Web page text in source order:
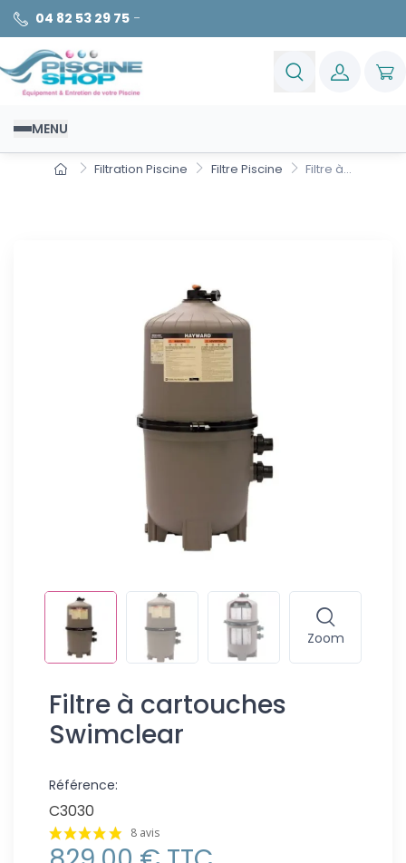
04 82 53 29 75 -
MENU
Filtration Piscine Filtre Piscine Filtre à...
Zoom
Filtre à cartouches
Swimclear
Référence:
C3030
8 avis